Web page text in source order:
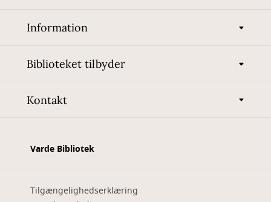
Information
Biblioteket tilbyder
Kontakt
Varde Bibliotek
Tilgængelighedserklæring